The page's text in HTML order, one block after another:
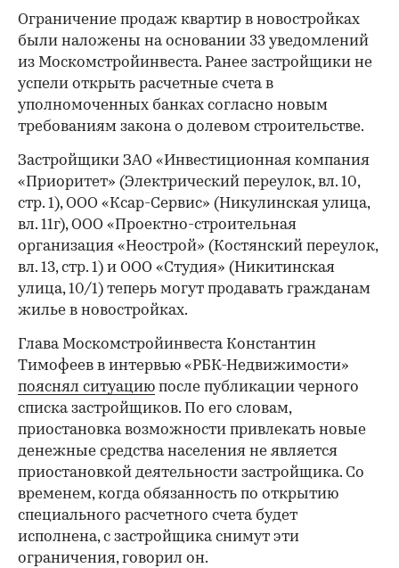
Ограничение продаж квартир в новостройках
были наложены на основании 33 уведомлений
из Москомстройинвеста. Ранее застройщики не
успели открыть расчетные счета в
уполномоченных банках согласно новым
требованиям закона о долевом строительстве.
Застройщики ЗАО «Инвестиционная компания
«Приоритет» (Электрический переулок, вл. 10,
стр. 1), ООО «Ксар-Сервис» (Никулинская улица,
вл. 11г), ООО «Проектно-строительная
организация «Неострой» (Костянский переулок,
вл. 13, стр. 1) и ООО «Студия» (Никитинская
улица, 10/1) теперь могут продавать гражданам
жилье в новостройках.
Глава Москомстройинвеста Константин
Тимофеев в интервью «РБК-Недвижимости»
пояснял ситуацию после публикации черного
списка застройщиков. По его словам,
приостановка возможности привлекать новые
денежные средства населения не является
приостановкой деятельности застройщика. Со
временем, когда обязанность по открытию
специального расчетного счета будет
исполнена, с застройщика снимут эти
ограничения, говорил он.